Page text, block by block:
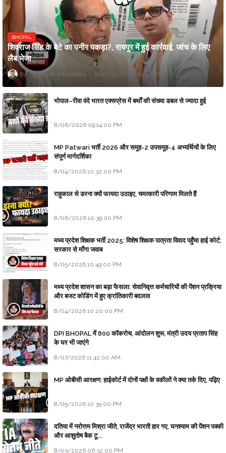
BHOPAL
शिवराज सिंह के बेटे का पनीर पकड़ा?, रायपुर में हुई कार्रवाई, जांच के लिए
लैब भेजा
Updesh Awasthee 8/06/2026 10:09:00 PM
भोपाल–रीवा वंदे भारत एक्सप्रेस में बर्थों की संख्या डबल से ज्यादा हुई
8/06/2026 09:14:00 PM
MP Patwari भर्ती 2026 और समूह-2 उपसमूह-4 अभ्यर्थियों के लिए
संपूर्ण मार्गदर्शिका
8/04/2026 10:32:00 PM
राहुकाल से डरना क्यों फायदा उठाइए, चमत्कारी परिणाम मिलते हैं
8/06/2026 10:39:00 PM
मध्य प्रदेश शिक्षक भर्ती 2025: विशेष शिक्षक पात्रता विवाद पहुँचा हाई कोर्ट;
सरकार से माँगा जवाब
8/05/2026 10:49:00 PM
मध्य प्रदेश शासन का बड़ा फैसला: सेवानिवृत्त कर्मचारियों की पेंशन प्रक्रिया
और बजट कोडिंग में हुए क्रांतिकारी बदलाव
8/04/2026 10:20:00 PM
DPI BHOPAL में 800 कॉकरोच, आंदोलन शुरू, मंत्री उदय प्रताप सिंह
के घर भी जाएंगे
8/07/2026 11:42:00 AM
MP ओबीसी आरक्षण: हाईकोर्ट में दोनों पक्षों के वकीलों ने क्या तर्क दिए, पढ़िए
8/05/2026 10:35:00 PM
दतिया में नरोत्तम मिश्रा जीते, राजेंद्र भारती हार गए, घनश्याम की पेंशन पक्की
और आशुतोष बैक टू...
8/03/2026 06:32:00 PM